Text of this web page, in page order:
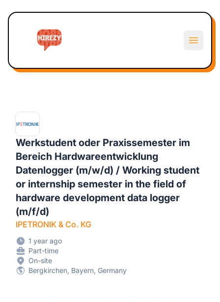
Open
Werkstudent oder Praxissemester im
Bereich Hardwareentwicklung
Datenlogger (m/w/d) / Working student
or internship semester in the field of
hardware development data logger
(m/f/d)
IPETRONIK & Co. KG
1 year ago
Part-time
On-site
Bergkirchen, Bayern, Germany